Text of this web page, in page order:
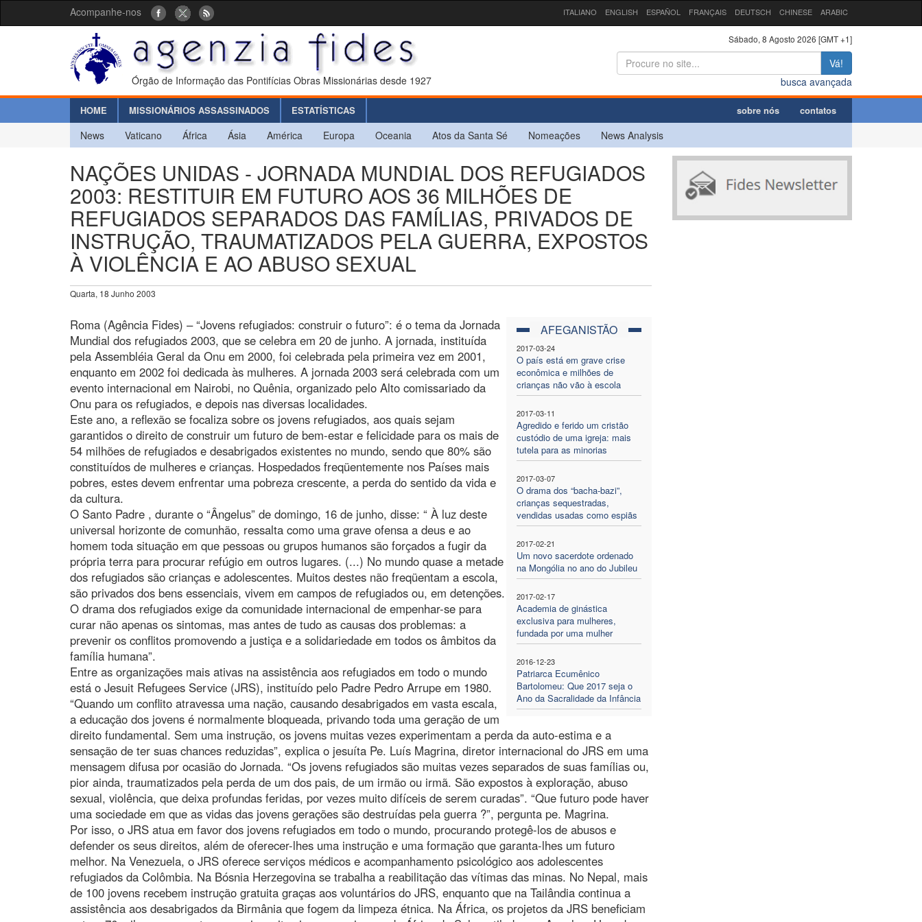
Acompanhe-nos ITALIANO ENGLISH ESPAÑOL FRANÇAIS DEUTSCH CHINESE ARABIC
Órgão de Informação das Pontifícias Obras Missionárias desde 1927
Sábado, 8 Agosto 2026 [GMT +1]
Vá!
busca avançada
HOME MISSIONÁRIOS ASSASSINADOS ESTATÍSTICAS sobre nós contatos
News Vaticano África Ásia América Europa Oceania Atos da Santa Sé Nomeações News Analysis
NAÇÕES UNIDAS - JORNADA MUNDIAL DOS REFUGIADOS
2003: RESTITUIR EM FUTURO AOS 36 MILHÕES DE
REFUGIADOS SEPARADOS DAS FAMÍLIAS, PRIVADOS DE
INSTRUÇÃO, TRAUMATIZADOS PELA GUERRA, EXPOSTOS
À VIOLÊNCIA E AO ABUSO SEXUAL
Quarta, 18 Junho 2003
AFEGANISTÃO
2017-03-24
O país está em grave crise
econômica e milhões de
crianças não vão à escola
2017-03-11
Agredido e ferido um cristão
custódio de uma igreja: mais
tutela para as minorias
2017-03-07
O drama dos “bacha-bazi”,
crianças sequestradas,
vendidas usadas como espiãs
2017-02-21
Um novo sacerdote ordenado
na Mongólia no ano do Jubileu
2017-02-17
Academia de ginástica
exclusiva para mulheres,
fundada por uma mulher
2016-12-23
Patriarca Ecumênico
Bartolomeu: Que 2017 seja o
Ano da Sacralidade da Infância
Roma (Agência Fides) – “Jovens refugiados: construir o futuro”: é o tema da Jornada
Mundial dos refugiados 2003, que se celebra em 20 de junho. A jornada, instituída
pela Assembléia Geral da Onu em 2000, foi celebrada pela primeira vez em 2001,
enquanto em 2002 foi dedicada às mulheres. A jornada 2003 será celebrada com um
evento internacional em Nairobi, no Quênia, organizado pelo Alto comissariado da
Onu para os refugiados, e depois nas diversas localidades.
Este ano, a reflexão se focaliza sobre os jovens refugiados, aos quais sejam
garantidos o direito de construir um futuro de bem-estar e felicidade para os mais de
54 milhões de refugiados e desabrigados existentes no mundo, sendo que 80% são
constituídos de mulheres e crianças. Hospedados freqüentemente nos Países mais
pobres, estes devem enfrentar uma pobreza crescente, a perda do sentido da vida e
da cultura.
O Santo Padre , durante o “Ângelus” de domingo, 16 de junho, disse: “ À luz deste
universal horizonte de comunhão, ressalta como uma grave ofensa a deus e ao
homem toda situação em que pessoas ou grupos humanos são forçados a fugir da
própria terra para procurar refúgio em outros lugares. (...) No mundo quase a metade
dos refugiados são crianças e adolescentes. Muitos destes não freqüentam a escola,
são privados dos bens essenciais, vivem em campos de refugiados ou, em detenções.
O drama dos refugiados exige da comunidade internacional de empenhar-se para
curar não apenas os sintomas, mas antes de tudo as causas dos problemas: a
prevenir os conflitos promovendo a justiça e a solidariedade em todos os âmbitos da
família humana”.
Entre as organizações mais ativas na assistência aos refugiados em todo o mundo
está o Jesuit Refugees Service (JRS), instituído pelo Padre Pedro Arrupe em 1980.
“Quando um conflito atravessa uma nação, causando desabrigados em vasta escala,
a educação dos jovens é normalmente bloqueada, privando toda uma geração de um
direito fundamental. Sem uma instrução, os jovens muitas vezes experimentam a perda da auto-estima e a
sensação de ter suas chances reduzidas”, explica o jesuíta Pe. Luís Magrina, diretor internacional do JRS em uma
mensagem difusa por ocasião do Jornada. “Os jovens refugiados são muitas vezes separados de suas famílias ou,
pior ainda, traumatizados pela perda de um dos pais, de um irmão ou irmã. São expostos à exploração, abuso
sexual, violência, que deixa profundas feridas, por vezes muito difíceis de serem curadas”. “Que futuro pode haver
uma sociedade em que as vidas das jovens gerações são destruídas pela guerra ?”, pergunta pe. Magrina.
Por isso, o JRS atua em favor dos jovens refugiados em todo o mundo, procurando protegê-los de abusos e
defender os seus direitos, além de oferecer-lhes uma instrução e uma formação que garanta-lhes um futuro
melhor. Na Venezuela, o JRS oferece serviços médicos e acompanhamento psicológico aos adolescentes
refugiados da Colômbia. Na Bósnia Herzegovina se trabalha a reabilitação das vítimas das minas. No Nepal, mais
de 100 jovens recebem instrução gratuita graças aos voluntários do JRS, enquanto que na Tailândia continua a
assistência aos desabrigados da Birmânia que fogem da limpeza étnica. Na África, os projetos da JRS beneficiam